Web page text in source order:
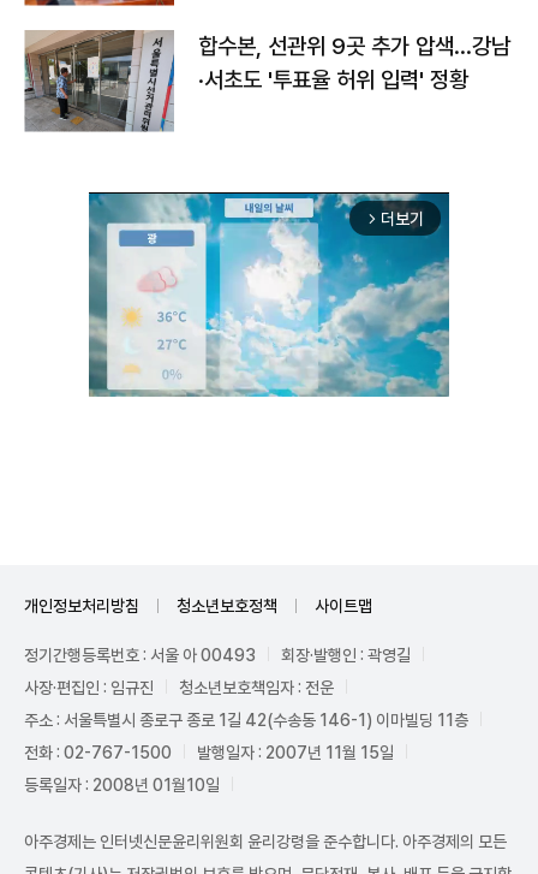
합수본, 선관위 9곳 추가 압색…강남
·서초도 '투표율 허위 입력' 정황
arrow_forward_ios 더보기
개인정보처리방침 청소년보호정책 사이트맵
정기간행등록번호 : 서울 아 00493
회장·발행인 : 곽영길
사장·편집인 : 임규진
청소년보호책임자 : 전운
주소 : 서울특별시 종로구 종로 1길 42(수송동 146-1) 이마빌딩 11층
전화 : 02-767-1500
발행일자 : 2007년 11월 15일
등록일자 : 2008년 01월10일
아주경제는 인터넷신문윤리위원회 윤리강령을 준수합니다. 아주경제의 모든